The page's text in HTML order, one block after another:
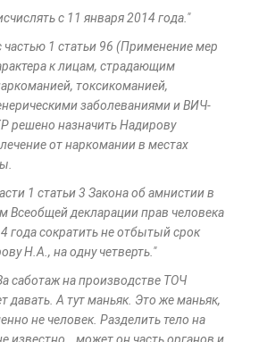
с 11 января 2014 года."
частью 1 статьи 96 (Применение мер
к лицам, страдающим
токсикоманией,
заболеваниями и ВИЧ-
решено назначить Надирову
от наркомании в местах
1 статьи 3 Закона об амнистии в
Всеобщей декларации прав человека
года сократить не отбытый срок
Н.А., на одну четверть."
саботаж на производстве ТОЧ
давать. А тут маньяк. Это же маньяк,
не человек. Разделить тело на